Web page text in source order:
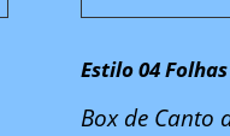
Estilo 04
Box de Canto